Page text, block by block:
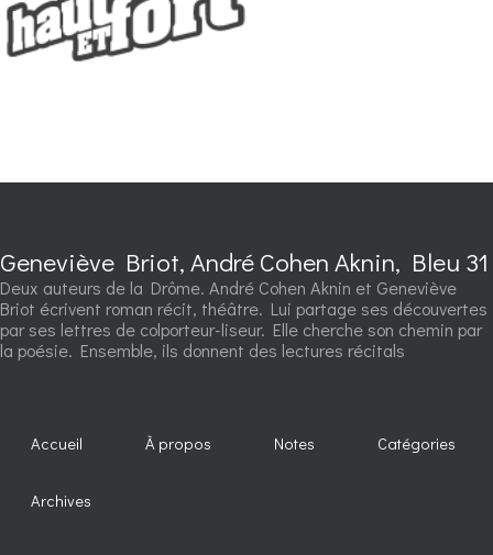
Geneviève Briot, André Cohen Aknin, Bleu 31
Deux auteurs de la Drôme. André Cohen Aknin et Geneviève
Briot écrivent roman récit, théâtre. Lui partage ses découvertes
par ses lettres de colporteur-liseur. Elle cherche son chemin par
la poésie. Ensemble, ils donnent des lectures récitals
Accueil À propos Notes Catégories
Archives